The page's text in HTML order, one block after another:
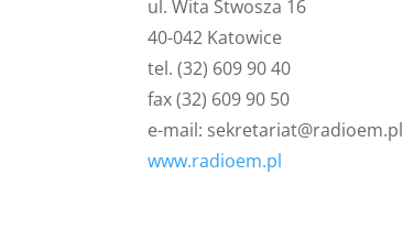
ul. Wita Stwosza 16
40-042 Katowice
tel. (32) 609 90 40
fax (32) 609 90 50
e-mail: sekretariat@radioem.pl
www.radioem.pl